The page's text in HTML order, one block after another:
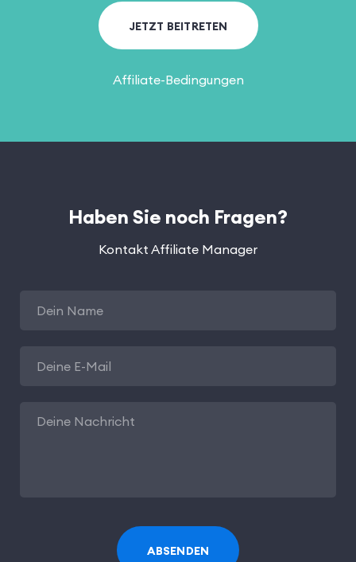
JETZT BEITRETEN
Affiliate-Bedingungen
Haben Sie noch Fragen?
Kontakt Affiliate Manager